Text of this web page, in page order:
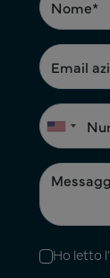
Ho letto l'